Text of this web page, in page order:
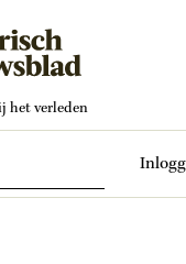
het verleden